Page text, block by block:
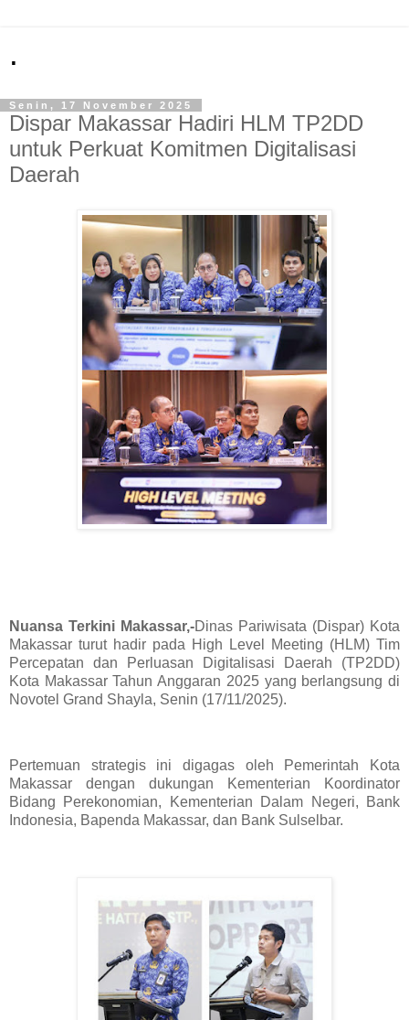
.
Senin, 17 November 2025
Dispar Makassar Hadiri HLM TP2DD
untuk Perkuat Komitmen Digitalisasi
Daerah
Nuansa Terkini Makassar,-Dinas Pariwisata (Dispar) Kota
Makassar turut hadir pada High Level Meeting (HLM) Tim
Percepatan dan Perluasan Digitalisasi Daerah (TP2DD)
Kota Makassar Tahun Anggaran 2025 yang berlangsung di
Novotel Grand Shayla, Senin (17/11/2025).
Pertemuan strategis ini digagas oleh Pemerintah Kota
Makassar dengan dukungan Kementerian Koordinator
Bidang Perekonomian, Kementerian Dalam Negeri, Bank
Indonesia, Bapenda Makassar, dan Bank Sulselbar.